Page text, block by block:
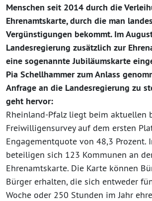
Menschen seit 2014 durch die
Ehrenamtskarte, durch die man
Vergünstigungen bekommt. Im
Landesregierung zusätzlich zur
eine sogenannte Jubiläumskarte
Pia Schellhammer zum Anlass
Anfrage an die Landesregierung zu
geht hervor:
Rheinland-Pfalz liegt beim aktuellen
Freiwilligensurvey auf dem ersten
Engagementquote von 48,3 Prozent.
beteiligen sich 123 Kommunen an
Ehrenamtskarte. Die Karte können
Bürger erhalten, die sich entweder
Woche oder 250 Stunden im Jahr